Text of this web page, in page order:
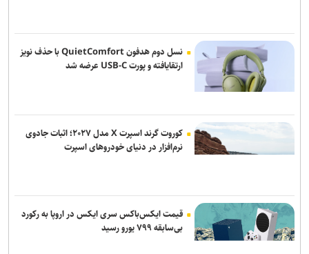
نسل دوم هدفون QuietComfort با حذف نویز
ارتقایافته و پورت USB-C عرضه شد
کوروت گرند اسپرت X مدل ۲۰۲۷؛ اثبات جادوی
نرم‌افزار در دنیای خودروهای اسپرت
قیمت ایکس‌باکس سری ایکس در اروپا به رکورد
بی‌سابقه ۷۹۹ یورو رسید